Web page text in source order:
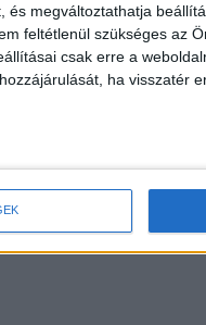
és megváltoztathatja
feltétlenül szükséges az
csak erre a
ha visszatér
érvényes
az ingyenes
hogy igénybe